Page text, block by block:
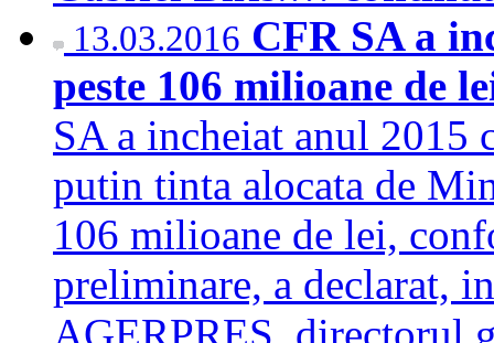
13.03.2016 CFR SA a
peste 106 milioane de
SA a incheiat anul 2015
putin tinta alocata de
106 milioane de lei,
preliminare, a declarat,